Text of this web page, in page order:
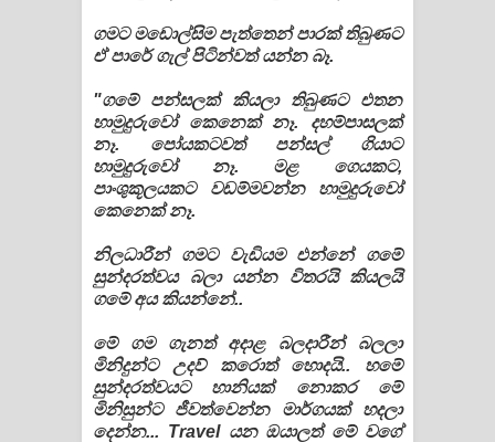
ගමට මඩොල්සිම පැත්තෙන් පාරක් තිබුණට
ඒ පාරේ ගැල් පිටින්වත් යන්න බෑ.
"ගමේ පන්සලක් කියලා තිබුණට එතන
හාමුදුරුවෝ කෙනෙක් නෑ. දහම්පාසලක්
නෑ. පෝයකටවත් පන්සල් ගියාට
හාමුදුරුවෝ නෑ. මළ ගෙයකට,
පාංශුකූලයකට වඩම්මවන්න හාමුදුරුවෝ
කෙනෙක් නෑ.
නිලධාරීන් ගමට වැඩියම එන්නේ ගමේ
සුන්දරත්වය බලා යන්න විතරයි කියලයි
ගමේ අය කියන්නේ..
මේ ගම ගැනත් අදාළ බලදාරීන් බලලා
මිනිදුන්ට උදව් කරොත් හොදයි.. හමේ
සුන්දරත්වයට හානියක් නොකර මේ
මිනිසුන්ට ජීවත්වෙන්න මාර්ගයක් හදලා
දෙන්න... Travel යන ඔයාලත් මේ වගේ